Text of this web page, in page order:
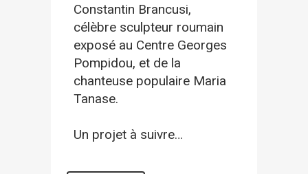
Constantin Brancusi,
célèbre sculpteur roumain
exposé au Centre Georges
Pompidou, et de la
chanteuse populaire Maria
Tanase.
Un projet à suivre…